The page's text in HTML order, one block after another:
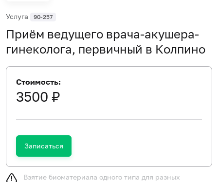
Услуга 90-257
Приём ведущего врача-акушера-
гинеколога, первичный в Колпино
Стоимость:
3500 ₽
Записаться
Взятие биоматериала одного типа для разных